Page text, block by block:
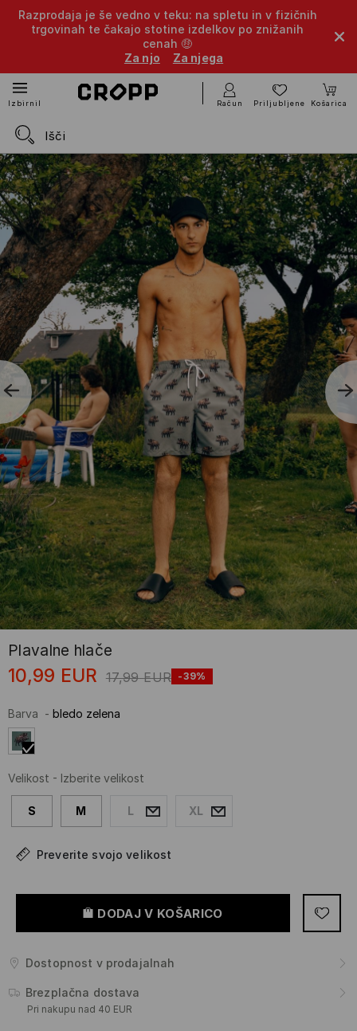
Razprodaja je še vedno v teku: na spletu in v fizičnih
trgovinah te čakajo stotine izdelkov po znižanih
cenah 🤑
Za njo
Za njega
Izbirnik Račun Priljubljene Košarica
Plavalne hlače
10,99 EUR 17,99 EUR -39%
Barva - bledo zelena
Velikost - Izberite velikost
S M L XL
Preverite svojo velikost
DODAJ V KOŠARICO
Dostopnost v prodajalnah
Brezplačna dostava
Pri nakupu nad 40 EUR